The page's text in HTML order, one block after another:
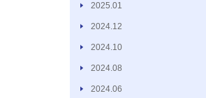
2025.01
2024.12
2024.10
2024.08
2024.06